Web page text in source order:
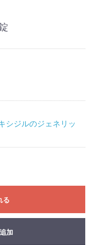
シジルのジェネリッ
る
加